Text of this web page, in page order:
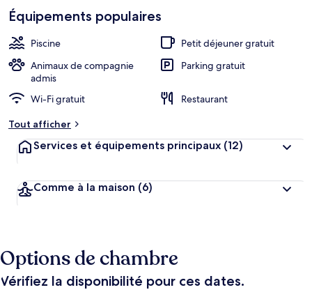
Équipements populaires
Piscine
Petit déjeuner gratuit
Animaux de compagnie
admis
Parking gratuit
Wi-Fi gratuit
Restaurant
Tout afficher
Services et équipements principaux (12)
Comme à la maison (6)
Options de chambre
Vérifiez la disponibilité pour ces dates.